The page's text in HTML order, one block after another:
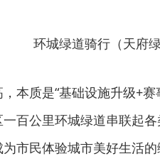
环城绿道骑行（天府
本质是“基础设施升级+赛
百公里环城绿道串联起
市民体验城市美好生活